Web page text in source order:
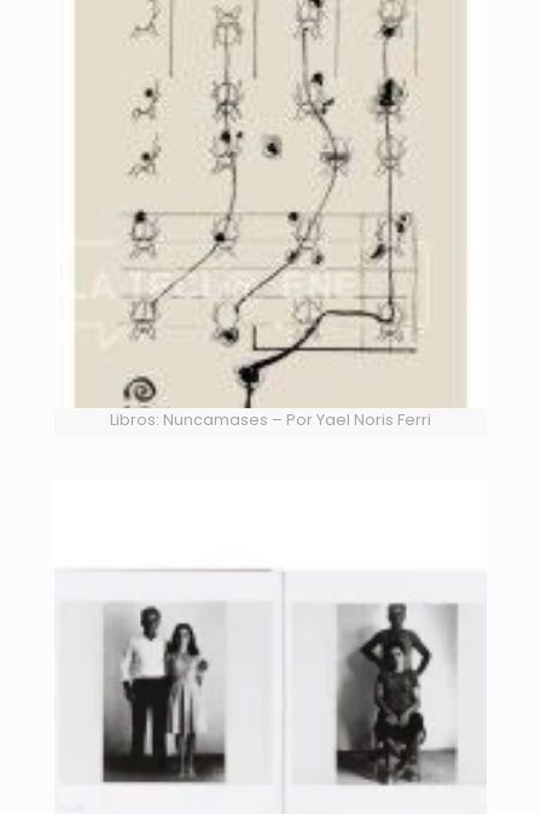
Libros: Nuncamases – Por Yael Noris Ferri